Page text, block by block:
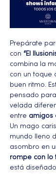
Prepárate
con “El
combina la
con un toque
buen ritmo.
pensado
velada
entre amigos
Un mago
mundo lleno
asombro en
rompe con lo
está